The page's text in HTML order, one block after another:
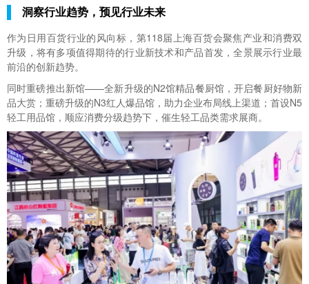
洞察行业趋势，预见行业未来
作为日用百货行业的风向标，第118届上海百货会聚焦产业和消费双
升级，将有多项值得期待的行业新技术和产品首发，全景展示行业最
前沿的创新趋势。
同时重磅推出新馆——全新升级的N2馆精品餐厨馆，开启餐厨好物新
品大赏；重磅升级的N3红人爆品馆，助力企业布局线上渠道；首设N5
轻工用品馆，顺应消费分级趋势下，催生轻工品类需求展商。